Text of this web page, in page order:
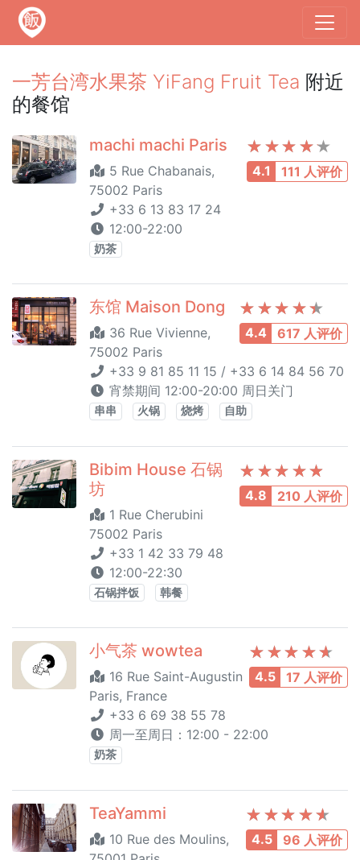
一芳台湾水果茶 YiFang Fruit Tea 附近
的餐馆
4.1 111 人评价
machi machi Paris
5 Rue Chabanais,
75002 Paris
+33 6 13 83 17 24
12:00-22:00
奶茶
4.4 617 人评价
东馆 Maison Dong
36 Rue Vivienne,
75002 Paris
+33 9 81 85 11 15 / +33 6 14 84 56 70
宵禁期间 12:00-20:00 周日关门
串串 火锅 烧烤 自助
4.8 210 人评价
Bibim House 石锅
坊
1 Rue Cherubini
75002 Paris
+33 1 42 33 79 48
12:00-22:30
石锅拌饭 韩餐
4.5 17 人评价
小气茶 wowtea
16 Rue Saint-Augustin
Paris, France
+33 6 69 38 55 78
周一至周日：12:00 - 22:00
奶茶
4.5 96 人评价
TeaYammi
10 Rue des Moulins,